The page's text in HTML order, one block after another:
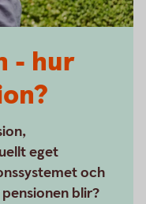
- hur
eget
och
blir?